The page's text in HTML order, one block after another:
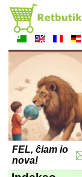
FEL, ĉiam io
nova!